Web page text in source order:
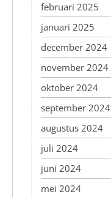
februari 2025
januari 2025
december 2024
november 2024
oktober 2024
september 2024
augustus 2024
juli 2024
juni 2024
mei 2024